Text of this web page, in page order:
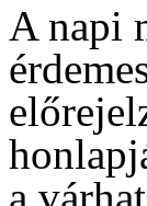
A napi
a